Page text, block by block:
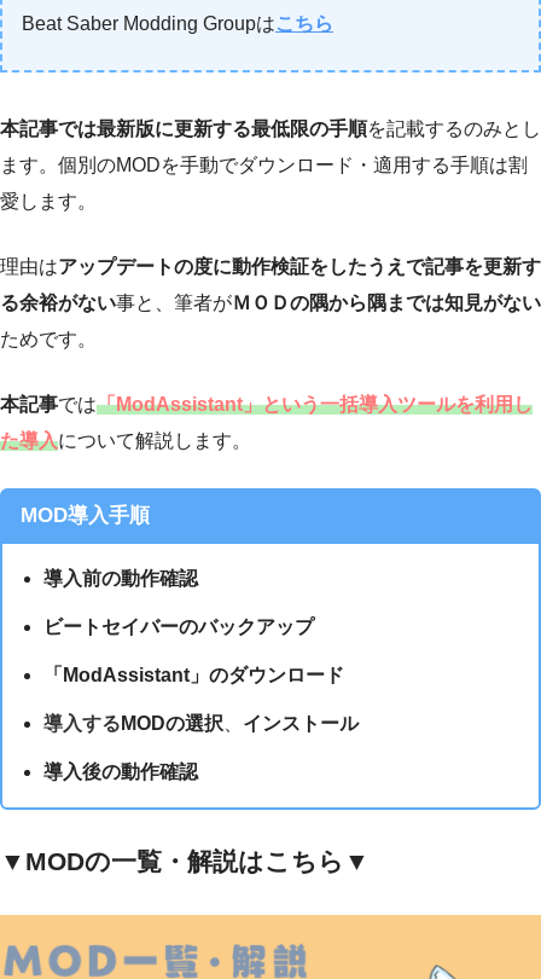
Beat Saber Modding Groupはこちら
本記事では最新版に更新する最低限の手順を記載するのみとし
ます。個別のMODを手動でダウンロード・適用する手順は割
愛します。
理由はアップデートの度に動作検証をしたうえで記事を更新す
る余裕がない事と、筆者がＭＯＤの隅から隅までは知見がない
ためです。
本記事では「ModAssistant」という一括導入ツールを利用し
た導入について解説します。
MOD導入手順
導入前の動作確認
ビートセイバーのバックアップ
「ModAssistant」のダウンロード
導入する MODの選択 インストール
導入後の動作確認
▼MODの一覧・解説はこちら▼